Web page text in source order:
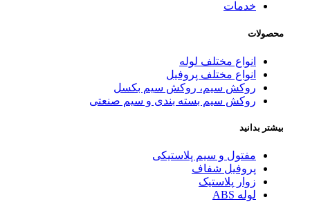
خدمات
محصولات
انواع مختلف لوله
انواع مختلف پروفیل
روکش سیم، روکش سیم بکسل
روکش سیم بسته بندی و سیم صنعتی
بیشتر بدانید
مفتول و سیم پلاستیکی
پروفیل شفاف
زوار پلاستیک
لوله ABS